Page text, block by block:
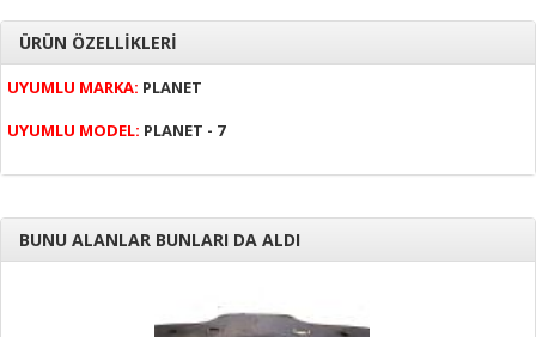
ÜRÜN ÖZELLİKLERİ
UYUMLU MARKA: PLANET
UYUMLU MODEL: PLANET - 7
BUNU ALANLAR BUNLARI DA ALDI